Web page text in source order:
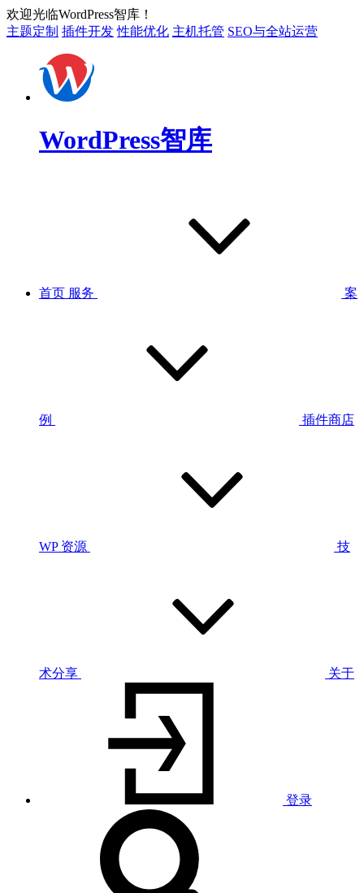
欢迎光临WordPress智库！
主题定制 插件开发 性能优化 主机托管 SEO与全站运营
WordPress智库
首页 服务 案
例 插件商店
WP 资源 技
术分享 关于
登录